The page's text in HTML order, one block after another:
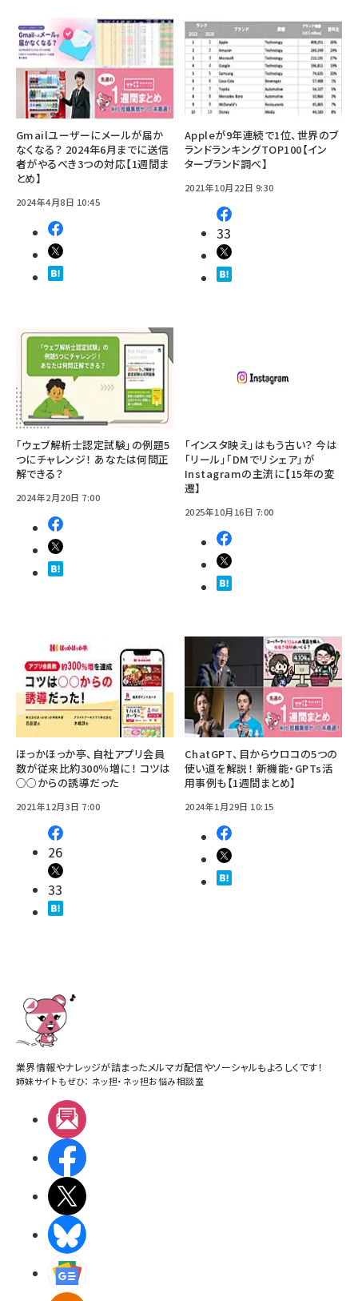
Gmailユーザーにメールが届か
なくなる？ 2024年6月までに送信
者がやるべき3つの対応【1週間ま
とめ】
2024年4月8日 10:45
Appleが9年連続で1位、世界のブ
ランドランキングTOP100【イン
ターブランド調べ】
2021年10月22日 9:30
33
「ウェブ解析士認定試験」の例題5
つにチャレンジ！ あなたは何問正
解できる？
2024年2月20日 7:00
「インスタ映え」はもう古い？ 今は
「リール」「DMでリシェア」が
Instagramの主流に【15年の変
遷】
2025年10月16日 7:00
ほっかほっか亭、自社アプリ会員
数が従来比約300％増に！ コツは
○○からの誘導だった
2021年12月3日 7:00
26
33
ChatGPT、目からウロコの5つの
使い道を解説！ 新機能・GPTs活
用事例も【1週間まとめ】
2024年1月29日 10:15
業界情報やナレッジが詰まったメルマガ配信やソーシャルもよろしくです！
姉妹サイトもぜひ： ネッ担・ ネッ担お悩み相談室